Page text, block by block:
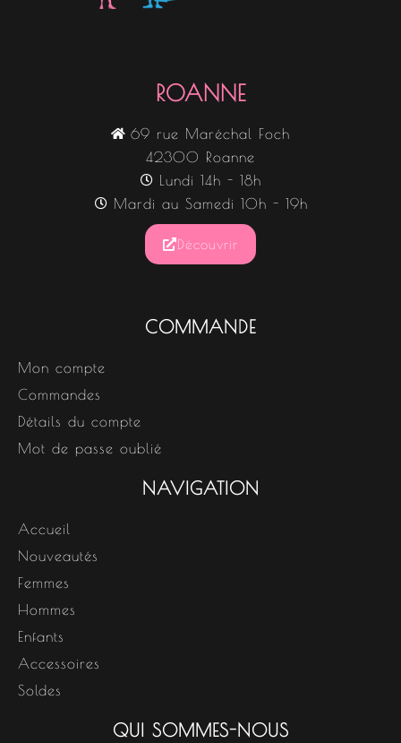
ROANNE
69 rue Maréchal Foch
42300 Roanne
Lundi 14h - 18h
Mardi au Samedi 10h - 19h
Découvrir
COMMANDE
Mon compte
Commandes
Détails du compte
Mot de passe oublié
NAVIGATION
Accueil
Nouveautés
Femmes
Hommes
Enfants
Accessoires
Soldes
QUI SOMMES-NOUS